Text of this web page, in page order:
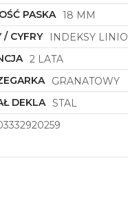
PASKA 18 MM
/ CYFRY
INDEKSY
2 LATA
GRANATOWY
DEKLA STAL